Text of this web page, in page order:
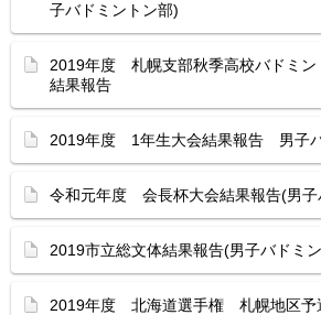
子バドミントン部)
2019年度 札幌支部秋季高校バドミン
結果報告
2019年度 1年生大会結果報告 男子
令和元年度 会長杯大会結果報告(男子
2019市立総文体結果報告(男子バドミ
2019年度 北海道選手権 札幌地区予